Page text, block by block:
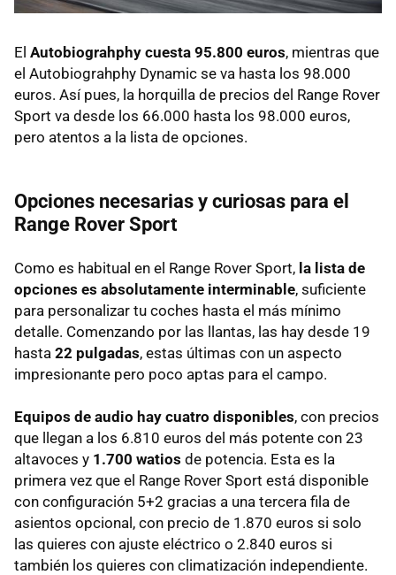
El Autobiograhphy cuesta 95.800 euros, mientras que
el Autobiograhphy Dynamic se va hasta los 98.000
euros. Así pues, la horquilla de precios del Range Rover
Sport va desde los 66.000 hasta los 98.000 euros,
pero atentos a la lista de opciones.
Opciones necesarias y curiosas para el
Range Rover Sport
Como es habitual en el Range Rover Sport, la lista de
opciones es absolutamente interminable, suficiente
para personalizar tu coches hasta el más mínimo
detalle. Comenzando por las llantas, las hay desde 19
hasta 22 pulgadas, estas últimas con un aspecto
impresionante pero poco aptas para el campo.
Equipos de audio hay cuatro disponibles, con precios
que llegan a los 6.810 euros del más potente con 23
altavoces y 1.700 watios de potencia. Esta es la
primera vez que el Range Rover Sport está disponible
con configuración 5+2 gracias a una tercera fila de
asientos opcional, con precio de 1.870 euros si solo
las quieres con ajuste eléctrico o 2.840 euros si
también los quieres con climatización independiente.